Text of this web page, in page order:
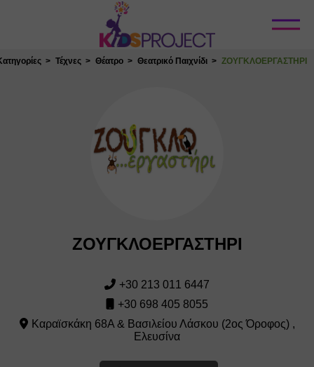
Κλείσιμο
Τέχνες Θέατρο Θεατρικό Παιχνίδι ΖΟΥΓΚΛΟΕΡΓΑΣΤΗΡΙ
ΖΟΥΓΚΛΟΕΡΓΑΣΤΗΡΙ
+30 213 011 6447
+30 698 405 8055
Καραϊσκάκη 68Α & Βασιλείου Λάσκου (2ος Όροφος) ,
Ελευσίνα